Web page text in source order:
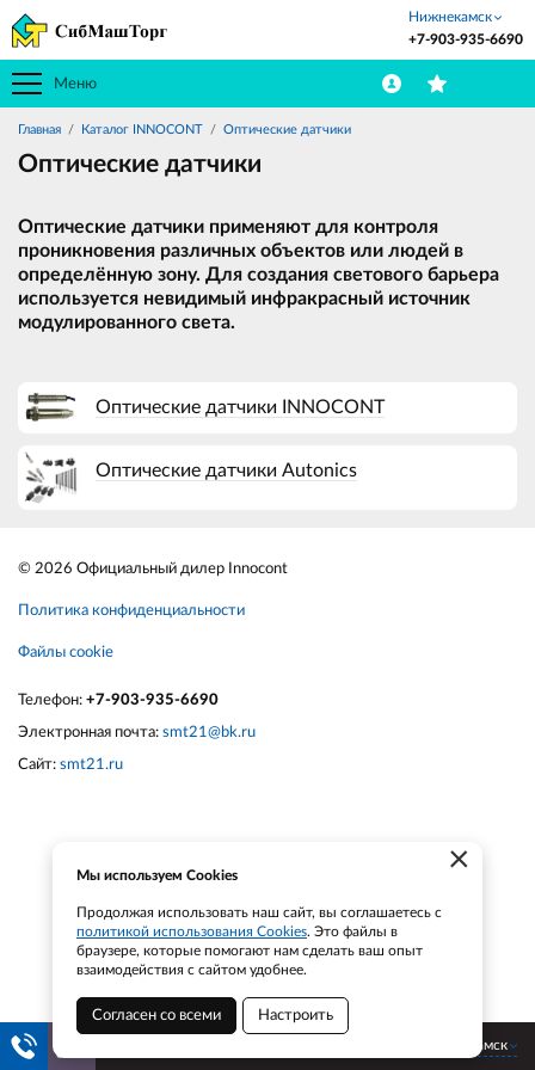
Меню
Нижнекамск
+7-903-935-6690
Главная Каталог INNOCONT Оптические датчики
Оптические датчики
Оптические датчики применяют для контроля
проникновения различных объектов или людей в
определённую зону. Для создания светового барьера
используется невидимый инфракрасный источник
модулированного света.
Оптические датчики INNOCONT
Оптические датчики Autonics
© 2026 Официальный дилер Innocont
Политика конфиденциальности
Файлы cookie
Телефон: +7-903-935-6690
Электронная почта: smt21@bk.ru
Сайт: smt21.ru
Нижнекамск
×
Мы используем Cookies
Продолжая использовать наш сайт, вы соглашаетесь с
политикой использования Cookies. Это файлы в
браузере, которые помогают нам сделать ваш опыт
взаимодействия с сайтом удобнее.
Согласен со всеми Настроить